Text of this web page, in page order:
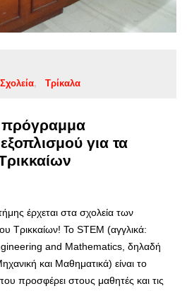
Σχολεία Τρίκαλα
πρόγραμμα
για τα
έρχεται στα σχολεία των
Τρικκαίων! Το STEM (αγγλικά:
and Mathematics, δηλαδή
και Μαθηματικά) είναι το
προσφέρει στους μαθητές και τις